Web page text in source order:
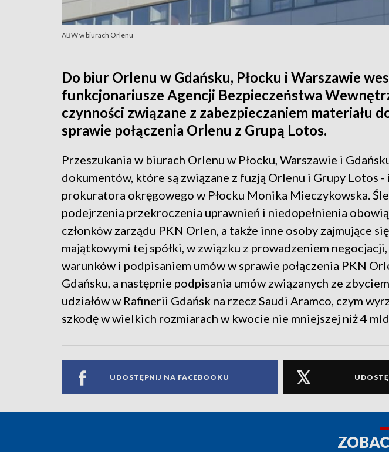
ABW w biurach Orlenu
Do biur Orlenu w Gdańsku, Płocku i Warszawie
funkcjonariusze Agencji Bezpieczeństwa
czynności związane z zabezpieczaniem materiału
sprawie połączenia Orlenu z Grupą Lotos.
Przeszukania w biurach Orlenu w Płocku, Warszawie i
dokumentów, które są związane z fuzją Orlenu i Grupy Lotos
prokuratora okręgowego w Płocku Monika Mieczykowska.
podejrzenia przekroczenia uprawnień i niedopełnienia
członków zarządu PKN Orlen, a także inne osoby zajmujące
majątkowymi tej spółki, w związku z prowadzeniem
warunków i podpisaniem umów w sprawie połączenia PKN
Gdańsku, a następnie podpisania umów związanych ze
udziałów w Rafinerii Gdańsk na rzecz Saudi Aramco, czym
szkodę w wielkich rozmiarach w kwocie nie mniejszej niż 4 mld
UDOSTĘPNIJ NA FACEBOOKU